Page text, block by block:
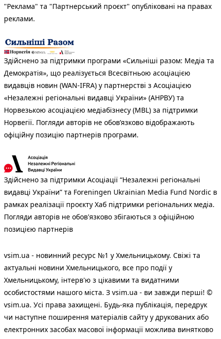
"Реклама" та "Партнерський проєкт" опубліковані на правах
реклами.
Здійснено за підтримки програми «Сильніші разом: Медіа та
Демократія», що реалізується Всесвітньою асоціацією
видавців новин (WAN-IFRA) у партнерстві з Асоціацією
«Незалежні регіональні видавці України» (АНРВУ) та
Норвезькою асоціацією медіабізнесу (MBL) за підтримки
Норвегії. Погляди авторів не обов’язково відображають
офіційну позицію партнерів програми.
Здійснено за підтримки Асоціації “Незалежні регіональні
видавці України” та Foreningen Ukrainian Media Fund Nordic в
рамках реалізації проєкту Хаб підтримки регіональних медіа.
Погляди авторів не обов'язково збігаються з офіційною
позицією партнерів
vsim.ua - новинний ресурс №1 у Хмельницькому. Свіжі та
актуальні новини Хмельницького, все про події у
Хмельницькому, інтерв'ю з цікавими та видатними
особистостями нашого міста. З vsim.ua - ви завжди перші! ©
vsim.ua. Усі права захищені. Будь-яка публiкацiя, передрук
чи наступне поширення матеріалів сайту у друкованих або
електронних засобах масової інформації можлива винятково